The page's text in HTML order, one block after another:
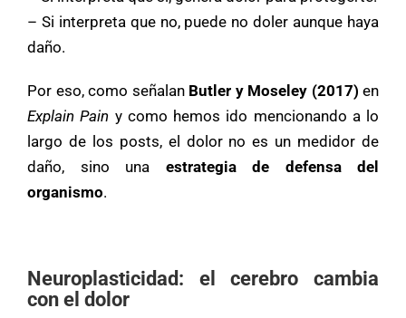
– Si interpreta que no, puede no doler aunque haya
daño.
Por eso, como señalan Butler y Moseley (2017) en
Explain Pain y como hemos ido mencionando a lo
largo de los posts, el dolor no es un medidor de
daño, sino una estrategia de defensa del
organismo.
Neuroplasticidad: el cerebro cambia
con el dolor